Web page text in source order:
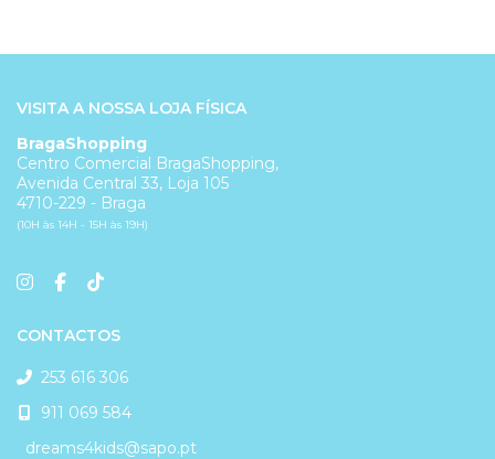
VISITA A NOSSA LOJA FÍSICA
BragaShopping
Centro Comercial BragaShopping,
Avenida Central 33, Loja 105
4710-229 - Braga
(10H às 14H - 15H às 19H)
CONTACTOS
253 616 306
911 069 584
dreams4kids@sapo.pt